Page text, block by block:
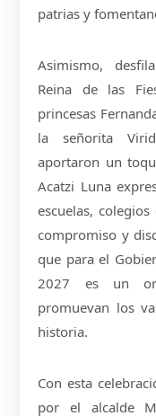
patrias y
Asimismo,
Reina de las
princesas
la señorita
aportaron un
Acatzi Luna
escuelas,
compromiso y
que para el
2027 es un
promuevan los
historia.
Con esta
por el alcalde